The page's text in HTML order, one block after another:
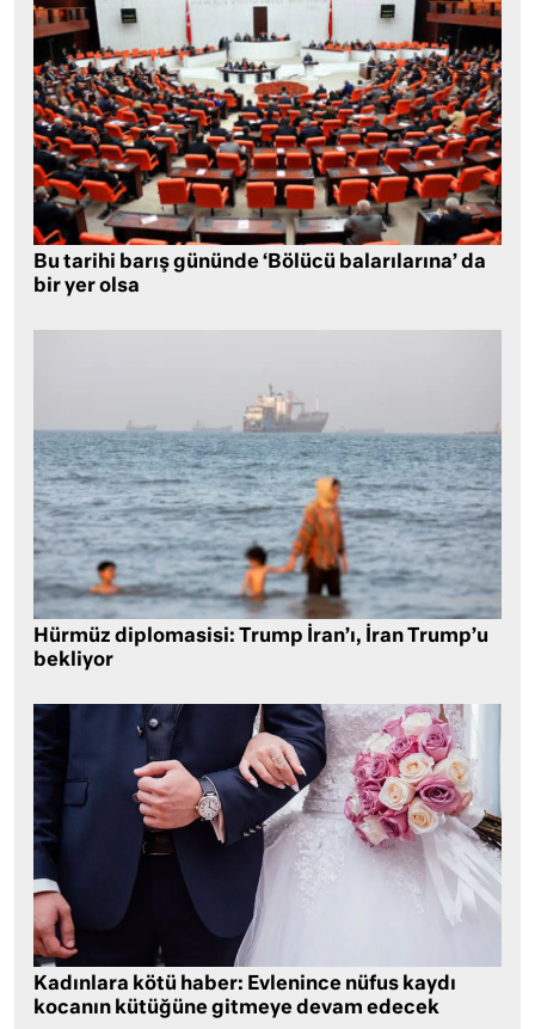
Bu tarihi barış gününde ‘Bölücü balarılarına’ da
bir yer olsa
Hürmüz diplomasisi: Trump İran’ı, İran Trump’u
bekliyor
Kadınlara kötü haber: Evlenince nüfus kaydı
kocanın kütüğüne gitmeye devam edecek